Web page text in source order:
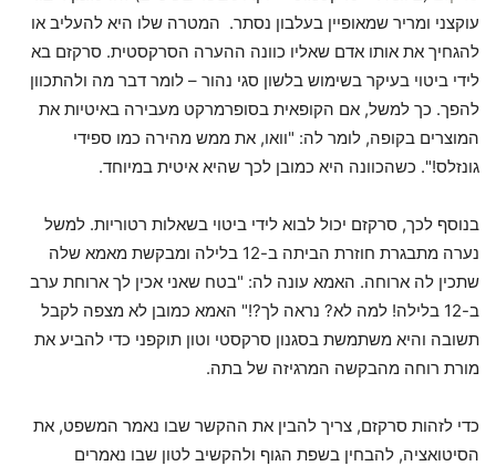
עוקצני ומריר שמאופיין בעלבון נסתר. המטרה שלו היא להעליב או
להגחיך את אותו אדם שאליו כוונה ההערה הסרקסטית. סרקזם בא
לידי ביטוי בעיקר בשימוש בלשון סגי נהור – לומר דבר מה ולהתכוון
להפך. כך למשל, אם הקופאית בסופרמרקט מעבירה באיטיות את
המוצרים בקופה, לומר לה: "וואו, את ממש מהירה כמו ספידי
גונזלס!". כשהכוונה היא כמובן לכך שהיא איטית במיוחד.
בנוסף לכך, סרקזם יכול לבוא לידי ביטוי בשאלות רטוריות. למשל
נערה מתבגרת חוזרת הביתה ב-12 בלילה ומבקשת מאמא שלה
שתכין לה ארוחה. האמא עונה לה: "בטח שאני אכין לך ארוחת ערב
ב-12 בלילה! למה לא? נראה לך?!" האמא כמובן לא מצפה לקבל
תשובה והיא משתמשת בסגנון סרקסטי וטון תוקפני כדי להביע את
מורת רוחה מהבקשה המרגיזה של בתה.
כדי לזהות סרקזם, צריך להבין את ההקשר שבו נאמר המשפט, את
הסיטואציה, להבחין בשפת הגוף ולהקשיב לטון שבו נאמרים